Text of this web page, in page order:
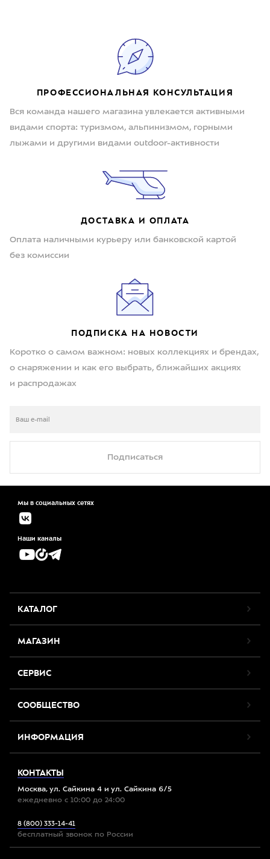
ПРОФЕССИОНАЛЬНАЯ КОНСУЛЬТАЦИЯ
Вся команда нашего магазина увлекается активными
видами спорта: туризмом, альпинизмом, горными
лыжами и другими видами outdoor-активности
ДОСТАВКА И ОПЛАТА
Оплата наличными курьеру или банковской картой
без комиссии
ПОДПИСКА НА НОВОСТИ
Коротко о самом важном: новых коллекциях и брендах,
о снаряжении и как его выбрать, ближайших акциях
и распродажах
Подписаться
Мы в социальных сетях
Наши каналы
КАТАЛОГ
МАГАЗИН
СЕРВИС
СООБЩЕСТВО
ИНФОРМАЦИЯ
КОНТАКТЫ
Москва, ул. Сайкина 4 и ул. Сайкина 6/5
ежедневно с 10:00 до 24:00
8 (800) 333-14-41
бесплатный звонок по России